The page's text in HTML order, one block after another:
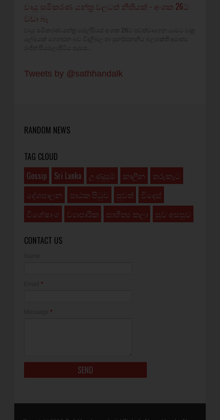
වායු සමීකරණ යන්ත්‍ර වලටත් නීතියක් - අංශක 26ට
වඩා බෑ
වායු සමීකරණ යන්ත්‍ර සේල්සියස් අංශක 26ට පවත්වාගෙන යාමට චක්‍ර
ලේඛයක් ගෙනඑන බව විදුලිබල හා පුනර්ජනනීය බලශක්ති අමාත්‍ය
රංජිත් සියඹලාපිටිය පැවස...
Tweets by @sathhandalk
RANDOM NEWS
TAG CLOUD
Gossip
Sri Lanka උණුසුම් කාලීන
තරුකැට
දේශපාලන
පාඨක පිටුව පුවත්
විදෙස්
විශේෂාංග
ව්‍යාපාරික සාහිත්‍ය කලා සුව අසපුව
CONTACT US
*
*